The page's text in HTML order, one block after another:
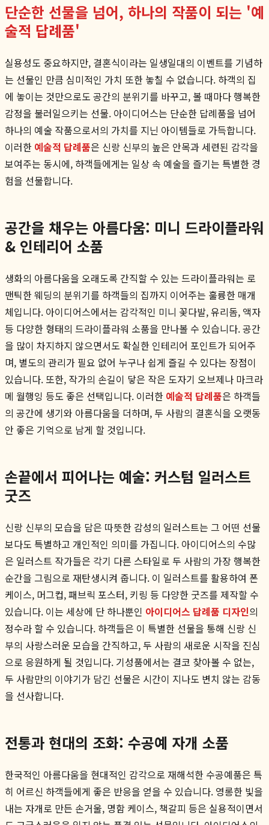
단순한 선물을 넘어, 하나의 작품이 되는 '예
술적 답례품'
실용성도 중요하지만, 결혼식이라는 일생일대의 이벤트를 기념하
는 선물인 만큼 심미적인 가치 또한 놓칠 수 없습니다. 하객의 집
에 놓이는 것만으로도 공간의 분위기를 바꾸고, 볼 때마다 행복한
감정을 불러일으키는 선물. 아이디어스는 단순한 답례품을 넘어
하나의 예술 작품으로서의 가치를 지닌 아이템들로 가득합니다.
이러한 예술적 답례품은 신랑 신부의 높은 안목과 세련된 감각을
보여주는 동시에, 하객들에게는 일상 속 예술을 즐기는 특별한 경
험을 선물합니다.
공간을 채우는 아름다움: 미니 드라이플라워
& 인테리어 소품
생화의 아름다움을 오래도록 간직할 수 있는 드라이플라워는 로
맨틱한 웨딩의 분위기를 하객들의 집까지 이어주는 훌륭한 매개
체입니다. 아이디어스에서는 감각적인 미니 꽃다발, 유리돔, 액자
등 다양한 형태의 드라이플라워 소품을 만나볼 수 있습니다. 공간
을 많이 차지하지 않으면서도 확실한 인테리어 포인트가 되어주
며, 별도의 관리가 필요 없어 누구나 쉽게 즐길 수 있다는 장점이
있습니다. 또한, 작가의 손길이 닿은 작은 도자기 오브제나 마크라
메 월행잉 등도 좋은 선택입니다. 이러한 예술적 답례품은 하객들
의 공간에 생기와 아름다움을 더하며, 두 사람의 결혼식을 오랫동
안 좋은 기억으로 남게 할 것입니다.
손끝에서 피어나는 예술: 커스텀 일러스트
굿즈
신랑 신부의 모습을 담은 따뜻한 감성의 일러스트는 그 어떤 선물
보다도 특별하고 개인적인 의미를 가집니다. 아이디어스의 수많
은 일러스트 작가들은 각기 다른 스타일로 두 사람의 가장 행복한
순간을 그림으로 재탄생시켜 줍니다. 이 일러스트를 활용하여 폰
케이스, 머그컵, 패브릭 포스터, 키링 등 다양한 굿즈를 제작할 수
있습니다. 이는 세상에 단 하나뿐인 아이디어스 답례품 디자인의
정수라 할 수 있습니다. 하객들은 이 특별한 선물을 통해 신랑 신
부의 사랑스러운 모습을 간직하고, 두 사람의 새로운 시작을 진심
으로 응원하게 될 것입니다. 기성품에서는 결코 찾아볼 수 없는,
두 사람만의 이야기가 담긴 선물은 시간이 지나도 변치 않는 감동
을 선사합니다.
전통과 현대의 조화: 수공예 자개 소품
한국적인 아름다움을 현대적인 감각으로 재해석한 수공예품은 특
히 어르신 하객들에게 좋은 반응을 얻을 수 있습니다. 영롱한 빛을
내는 자개로 만든 손거울, 명함 케이스, 책갈피 등은 실용적이면서